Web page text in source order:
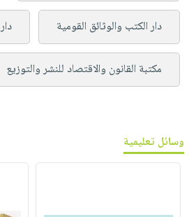
دار الكتب والوثائق القومية
مكتبة القانون والاقتصاد للنشر والتوزيع
وسائل تعليمية